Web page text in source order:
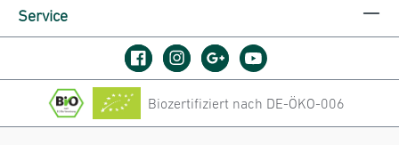
Service
Biozertifiziert nach DE-ÖKO-006